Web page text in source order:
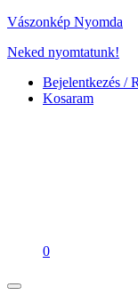
Vászonkép Nyomda
Neked nyomtatunk!
Bejelentkezés /
Kosaram
0